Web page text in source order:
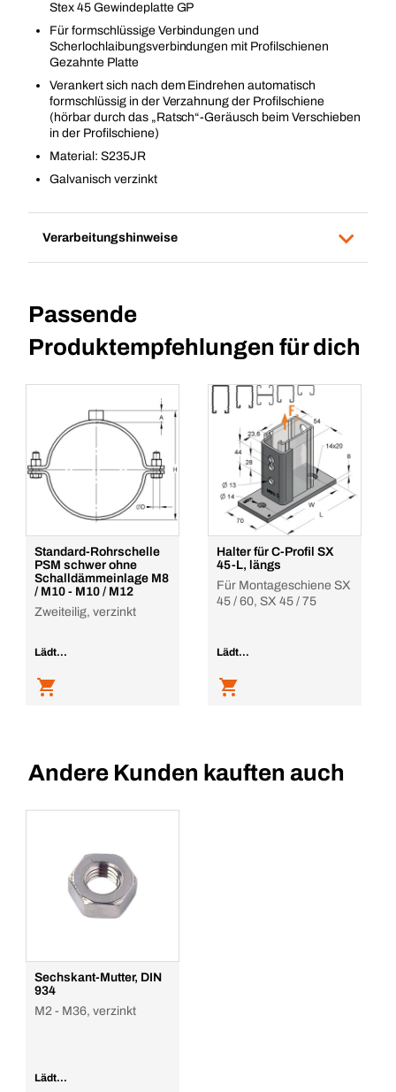
Stex 45 Gewindeplatte GP
Für formschlüssige Verbindungen und
Scherlochlaibungsverbindungen mit Profilschienen
Gezahnte Platte
Verankert sich nach dem Eindrehen automatisch
formschlüssig in der Verzahnung der Profilschiene
(hörbar durch das „Ratsch“-Geräusch beim Verschieben
in der Profilschiene)
Material: S235JR
Galvanisch verzinkt
Verarbeitungshinweise
Passende
Produktempfehlungen für dich
Standard-Rohrschelle
PSM schwer ohne
Schalldämmeinlage M8
/ M10 - M10 / M12
Zweiteilig, verzinkt
Lädt...
Halter für C-Profil SX
45-L, längs
Für Montageschiene SX
45 / 60, SX 45 / 75
Lädt...
Andere Kunden kauften auch
Sechskant-Mutter, DIN
934
M2 - M36, verzinkt
Lädt...